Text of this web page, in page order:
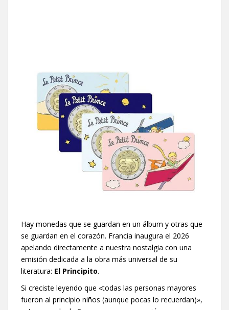
Hay monedas que se guardan en un álbum y otras que
se guardan en el corazón. Francia inaugura el 2026
apelando directamente a nuestra nostalgia con una
emisión dedicada a la obra más universal de su
literatura: El Principito.
​Si creciste leyendo que «todas las personas mayores
fueron al principio niños (aunque pocas lo recuerdan)»,